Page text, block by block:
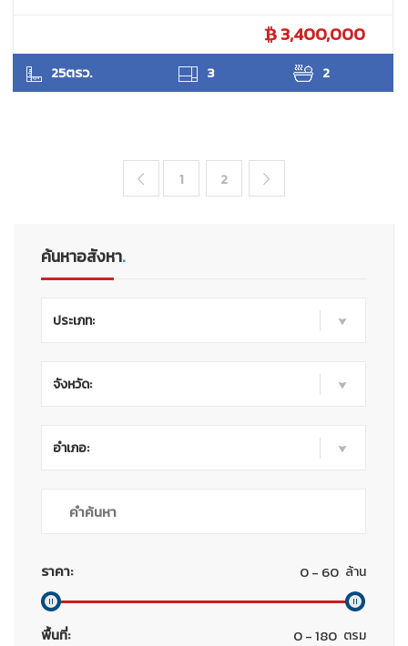
3,400,000
25ตรว. 3 2
ANTPUNYAPA
 1 2 
ค้นหาอสังหา.
ประเภท:
จังหวัด:
อำเภอ:
ราคา: ล้าน
พื้นที่: ตรม